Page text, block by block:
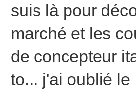
suis là pour
marché et les
de concepteur
to... j'ai oublié